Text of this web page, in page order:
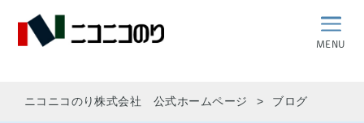
MENU
ニコニコのり株式会社 公式ホームページ ブログ